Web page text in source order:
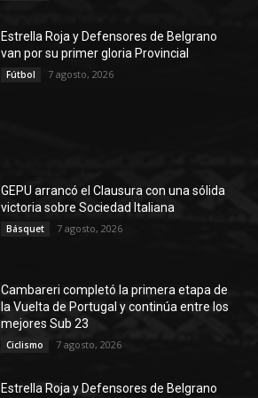
Estrella Roja y Defensores de Belgrano
van por su primer gloria Provincial
Fútbol 7 agosto, 2026
GEPU arrancó el Clausura con una sólida
victoria sobre Sociedad Italiana
Básquet 7 agosto, 2026
Cambareri completó la primera etapa de
la Vuelta de Portugal y continúa entre los
mejores Sub 23
Ciclismo 7 agosto, 2026
Estrella Roja y Defensores de Belgrano